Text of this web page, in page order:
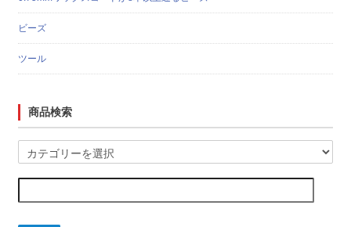
ビーズ
ツール
商品検索